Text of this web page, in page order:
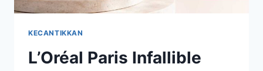
KECANTIKKAN
L’Oréal Paris Infallible